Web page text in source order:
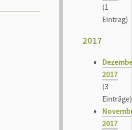
(1
Eintrag)
2017
2017
(3
Einträge)
2017